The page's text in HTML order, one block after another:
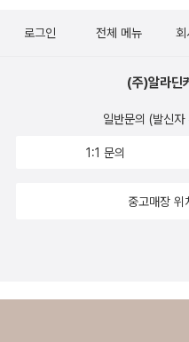
로그인 전체 메뉴 회
(주)알라딘
일반문의 (발신자
1:1 문의
중고매장 위